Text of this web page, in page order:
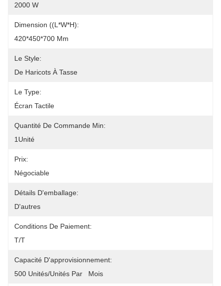
2000 W
Dimension ((L*W*H):
420*450*700 Mm
Le Style:
De Haricots À Tasse
Le Type:
Écran Tactile
Quantité De Commande Min:
1Unité
Prix:
Négociable
Détails D'emballage:
D'autres
Conditions De Paiement:
T/T
Capacité D'approvisionnement:
500 Unités/unités Par   Mois